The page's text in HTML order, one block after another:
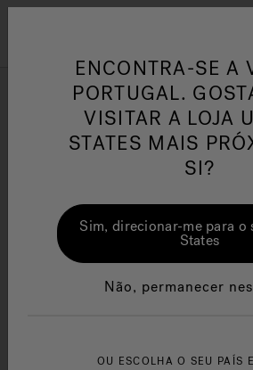
Jacuzzi® Sensational
Wellness™
Duches
ENCONTRA-SE A
PORTUGAL.
VISITAR A LOJA
STATES MAIS
SI?
Sim, direcionar-me para o
States
Não, permanecer
OU ESCOLHA O SEU PAÍS